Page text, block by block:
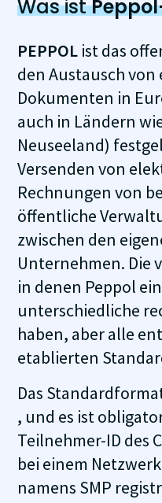
Was ist
PEPPOL ist das
den Austausch
Dokumenten in
auch in Ländern
Neuseeland)
Versenden von
Rechnungen von
öffentliche
zwischen den
Unternehmen. Die
in denen Peppol
unterschiedliche
haben, aber alle
etablierten
Das
, und es ist
Teilnehmer-ID des
bei einem
namens SMP